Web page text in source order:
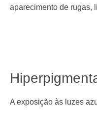
aparecimento de rugas,
A exposição às luzes